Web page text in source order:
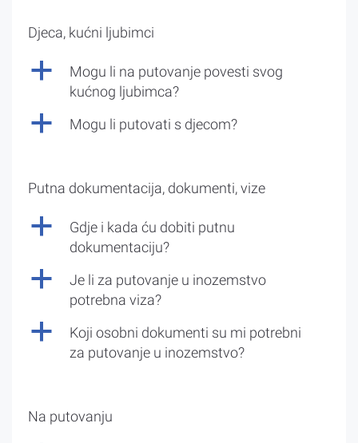
Djeca, kućni ljubimci
a
Mogu li na putovanje povesti svog
kućnog ljubimca?
a Mogu li putovati s djecom?
Putna dokumentacija, dokumenti, vize
a
Gdje i kada ću dobiti putnu
dokumentaciju?
a
Je li za putovanje u inozemstvo
potrebna viza?
a
Koji osobni dokumenti su mi potrebni
za putovanje u inozemstvo?
Na putovanju